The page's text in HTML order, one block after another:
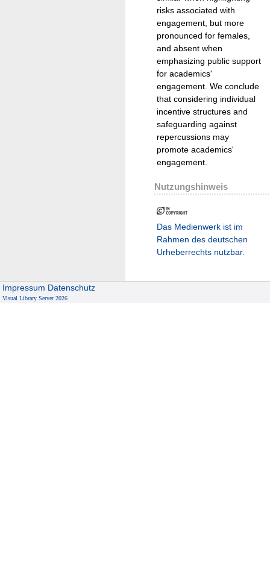
risks associated with
engagement, but more
pronounced for females,
and absent when
emphasizing public support
for academics'
engagement. We conclude
that considering individual
incentive structures and
safeguarding against
repercussions may
promote academics'
engagement.
Nutzungshinweis
Das Medienwerk ist im
Rahmen des deutschen
Urheberrechts nutzbar.
Impressum Datenschutz
Visual Library Server 2026